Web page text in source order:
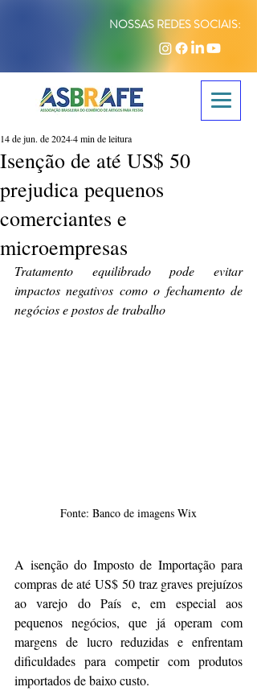
NOSSAS REDES SOCIAIS:
Isenção de até US$ 50
prejudica pequenos
comerciantes e
microempresas
14 de jun. de 20244 min de leitura
Tratamento equilibrado pode evitar
impactos negativos como o fechamento de
negócios e postos de trabalho
Fonte: Banco de imagens Wix
A isenção do Imposto de Importação para
compras de até US$ 50 traz graves prejuízos
ao varejo do País e, em especial aos
pequenos negócios, que já operam com
margens de lucro reduzidas e enfrentam
dificuldades para competir com produtos
importados de baixo custo.